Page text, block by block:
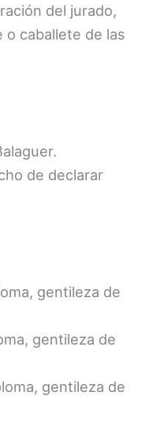
del jurado,
caballete de las
de declarar
gentileza de
gentileza de
gentileza de